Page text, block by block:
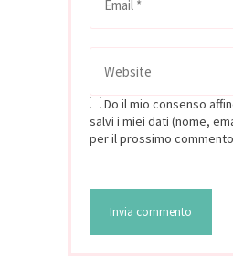
Do il mio consenso
salvi i miei dati (nome,
per il prossimo